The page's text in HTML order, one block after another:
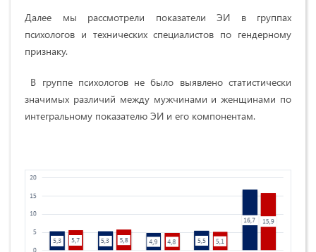
Далее мы рассмотрели показатели ЭИ в группах
психологов и технических специалистов по гендерному
признаку.
В группе психологов не было выявлено статистически
значимых различий между мужчинами и женщинами по
интегральному показателю ЭИ и его компонентам.